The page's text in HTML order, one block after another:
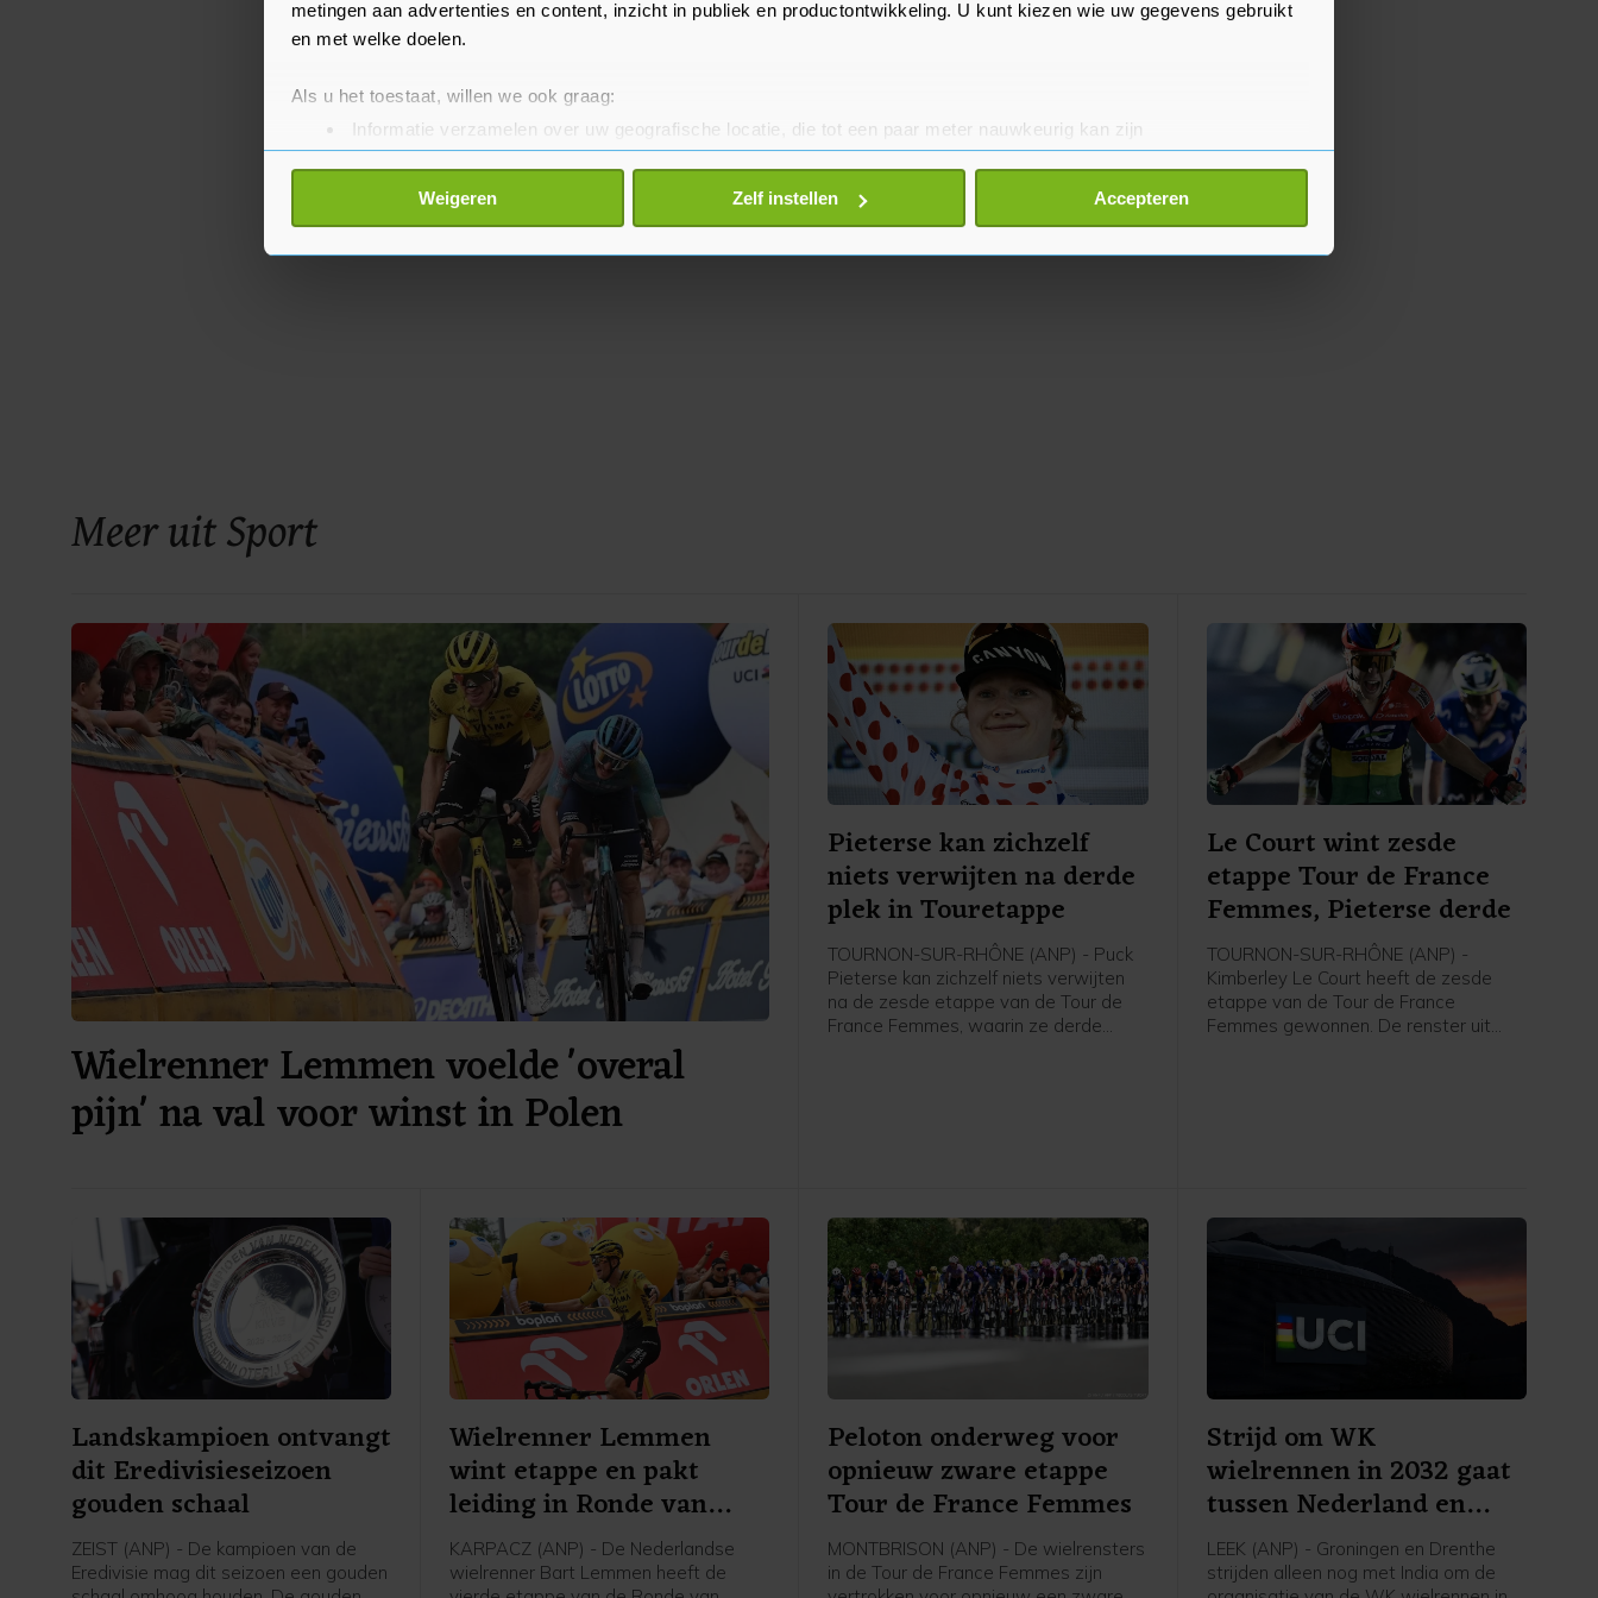
metingen aan advertenties en content, inzicht in publiek en productontwikkeling. U kunt kiezen wie uw gegevens gebruikt
en met welke doelen.
Als u het toestaat, willen we ook graag:
Informatie verzamelen over uw geografische locatie, die tot een paar meter nauwkeurig kan zijn
Uw apparaat identificeren door het actief te scannen op specifieke eigenschappen (fingerprinting)
Lees meer over hoe uw persoonlijke gegevens worden verwerkt en stel uw voorkeuren in het
detailgedeelte
toestemming op elk moment wijzigen of intrekken in de Cookieverklaring.
Weigeren Zelf instellen Accepteren
Meer uit Sport
Wielrenner Lemmen voelde 'overal
pijn' na val voor winst in Polen
Pieterse kan zichzelf
niets verwijten na derde
plek in Touretappe
TOURNON-SUR-RHÔNE (ANP) - Puck
Pieterse kan zichzelf niets verwijten
na de zesde etappe van de Tour de
France Femmes, waarin ze derde
Le Court wint zesde
etappe Tour de France
Femmes, Pieterse derde
TOURNON-SUR-RHÔNE (ANP) -
Kimberley Le Court heeft de zesde
etappe van de Tour de France
Femmes gewonnen. De renster uit
Landskampioen ontvangt
dit Eredivisieseizoen
gouden schaal
ZEIST (ANP) - De kampioen van de
Eredivisie mag dit seizoen een gouden
Wielrenner Lemmen
wint etappe en pakt
leiding in Ronde van
Polen
KARPACZ (ANP) - De Nederlandse
wielrenner Bart Lemmen heeft de
Peloton onderweg voor
opnieuw zware etappe
Tour de France Femmes
MONTBRISON (ANP) - De wielrensters
in de Tour de France Femmes zijn
Strijd om WK
wielrennen in 2032 gaat
tussen Nederland en
India
LEEK (ANP) - Groningen en Drenthe
strijden alleen nog met India om de